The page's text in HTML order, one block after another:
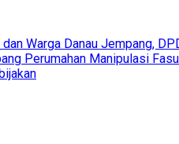
Warga Danau Jempang,
Perumahan Manipulasi